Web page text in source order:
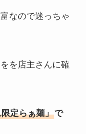
なので迷っちゃ
を店主さんに確
定らぁ麺」で